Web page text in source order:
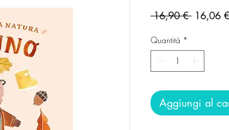
16,90 € Prezzo
16,06 €
Quantità *
Aggiungi al